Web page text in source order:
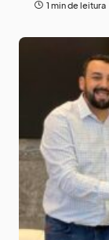
1 min de leitura